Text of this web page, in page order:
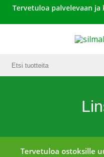
Tervetuloa palvelevaan
Tervetuloa ostoksille